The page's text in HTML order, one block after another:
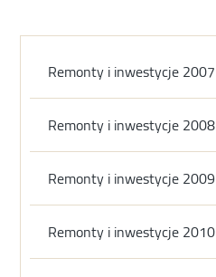
Remonty i inwestycje 2007
Remonty i inwestycje 2008
Remonty i inwestycje 2009
Remonty i inwestycje 2010